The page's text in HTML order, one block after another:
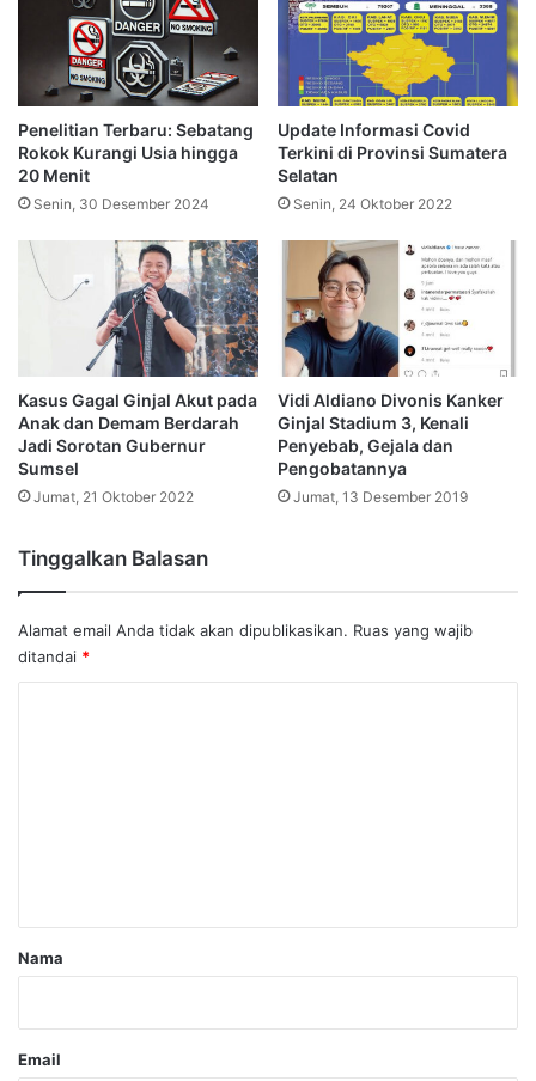
Penelitian Terbaru: Sebatang
Rokok Kurangi Usia hingga
20 Menit
Senin, 30 Desember 2024
Update Informasi Covid
Terkini di Provinsi Sumatera
Selatan
Senin, 24 Oktober 2022
Kasus Gagal Ginjal Akut pada
Anak dan Demam Berdarah
Jadi Sorotan Gubernur
Sumsel
Jumat, 21 Oktober 2022
Vidi Aldiano Divonis Kanker
Ginjal Stadium 3, Kenali
Penyebab, Gejala dan
Pengobatannya
Jumat, 13 Desember 2019
Tinggalkan Balasan
Alamat email Anda tidak akan dipublikasikan. Ruas yang wajib
ditandai *
rNama
Email